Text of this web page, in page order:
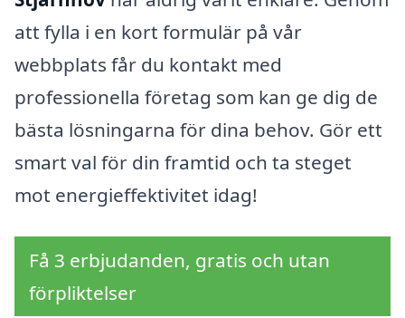
att fylla i en kort formulär på vår
webbplats får du kontakt med
professionella företag som kan ge dig de
bästa lösningarna för dina behov. Gör ett
smart val för din framtid och ta steget
mot energieffektivitet idag!
Få 3 erbjudanden, gratis och utan
förpliktelser